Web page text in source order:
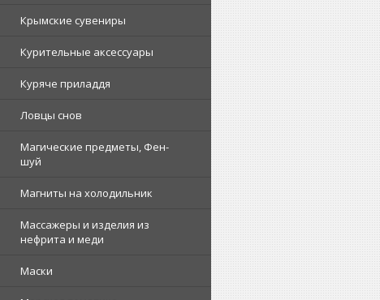
Крымские сувениры
Курительные аксессуары
Куряче приладдя
Ловцы снов
Магические предметы, Фен-
шуй
Магниты на холодильник
Массажеры и изделия из
нефрита и меди
Маски